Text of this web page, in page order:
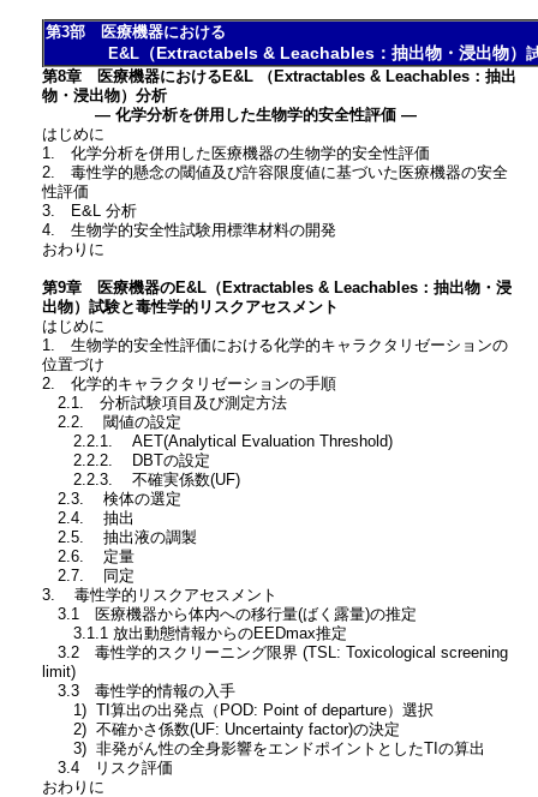
第3部 医療機器における
E&L（Extractabels & Leachables：抽出物・浸出物）
第8章 医療機器におけるE&L （Extractables & Leachables：抽出
物・浸出物）分析
― 化学分析を併用した生物学的安全性評価 ―
はじめに
1. 化学分析を併用した医療機器の生物学的安全性評価
2. 毒性学的懸念の閾値及び許容限度値に基づいた医療機器の安全
性評価
3. E&L 分析
4. 生物学的安全性試験用標準材料の開発
おわりに
第9章 医療機器のE&L（Extractables & Leachables：抽出物・浸
出物）試験と毒性学的リスクアセスメント
はじめに
1. 生物学的安全性評価における化学的キャラクタリゼーションの
位置づけ
2. 化学的キャラクタリゼーションの手順
2.1. 分析試験項目及び測定方法
2.2. 閾値の設定
2.2.1. AET(Analytical Evaluation Threshold)
2.2.2. DBTの設定
2.2.3. 不確実係数(UF)
2.3. 検体の選定
2.4. 抽出
2.5. 抽出液の調製
2.6. 定量
2.7. 同定
3. 毒性学的リスクアセスメント
3.1 医療機器から体内への移行量(ばく露量)の推定
3.1.1 放出動態情報からのEEDmax推定
3.2 毒性学的スクリーニング限界 (TSL: Toxicological screening
limit)
3.3 毒性学的情報の入手
1) TI算出の出発点（POD: Point of departure）選択
2) 不確かさ係数(UF: Uncertainty factor)の決定
3) 非発がん性の全身影響をエンドポイントとしたTIの算出
3.4 リスク評価
おわりに